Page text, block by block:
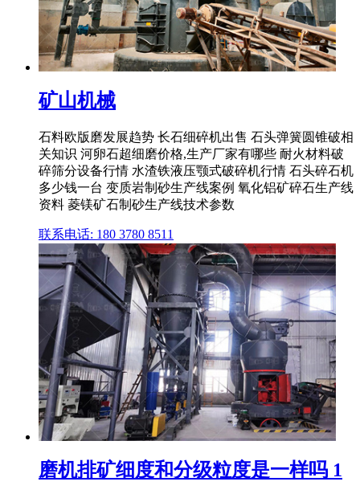
矿山机械
石料欧版磨发展趋势 长石细碎机出售 石头弹簧圆锥破相
关知识 河卵石超细磨价格,生产厂家有哪些 耐火材料破
碎筛分设备行情 水渣铁液压颚式破碎机行情 石头碎石机
多少钱一台 变质岩制砂生产线案例 氧化铝矿碎石生产线
资料 菱镁矿石制砂生产线技术参数
联系电话: 180 3780 8511
磨机排矿细度和分级粒度是一样吗 1